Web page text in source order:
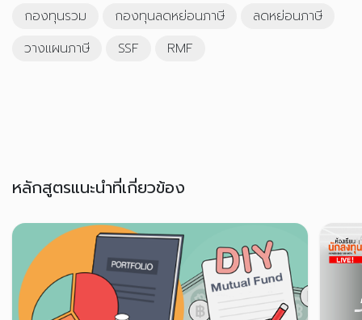
กองทุนรวม กองทุนลดหย่อนภาษี
ลดหย่อนภาษี
วางแผนภาษี
SSF RMF
หลักสูตรแนะนำที่เกี่ยวข้อง